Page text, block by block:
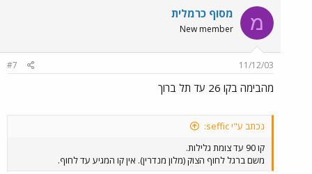
מ מסוף כרמלית
New member
11/12/03
#7
מהבימה בקו 26 עד תל ברוך
נכתב ע"י seffic:
קו 90 עד צומת גלילות.
משם ברגל לחוף הצוק (מלון מנדרין). אין קו המגיע עד לחוף.